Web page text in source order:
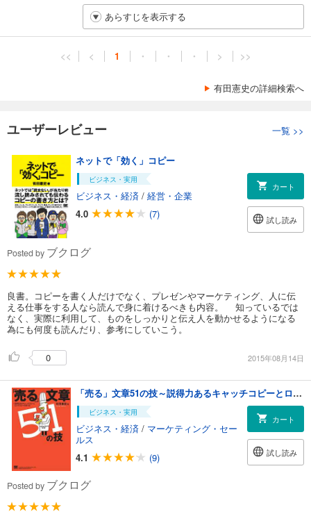
あらすじを表示する
<< < 1 ・ ・ ・ > >>
有田憲史の詳細検索へ
ユーザーレビュー 一覧 >>
ネットで「効く」コピー
ビジネス・実用
ビジネス・経済 / 経営・企業
4.0
(7)
カート
試し読み
Posted by ブクログ
良書。コピーを書く人だけでなく、プレゼンやマーケティング、人に伝
える仕事をする人なら読んで身に着けるべきも内容。 知っているでは
なく、実際に利用して、ものをしっかりと伝え人を動かせるようになる
為にも何度も読んだり、参考にしていこう。
0 2015年08月14日
「売る」文章51の技～説得力あるキャッチコピーとロングコピーの作り方
ビジネス・実用
ビジネス・経済 / マーケティング・セー
ルス
4.1
(9)
カート
試し読み
Posted by ブクログ